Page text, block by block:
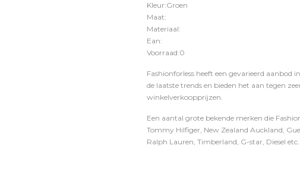
Kleur:Groen
Maat:
Materiaal:
Ean:
Voorraad:0
Fashionforless heeft een gevarieerd aanbod
de laatste trends en bieden het aan tegen
winkelverkoopprijzen.
Een aantal grote bekende merken die
Tommy Hilfiger, New Zealand Auckland,
Ralph Lauren, Timberland, G-star, Diesel etc.